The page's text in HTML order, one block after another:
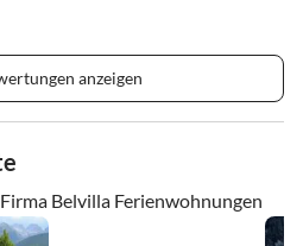
anzeigen
Belvilla Ferienwohnungen